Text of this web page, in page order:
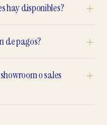
hay disponibles?
de pagos?
o sales